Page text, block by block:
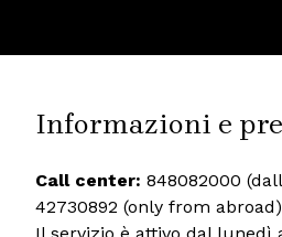
Informazioni e
Call center: 848082000
42730892 (only from
Il servizio è attivo dal lunedì